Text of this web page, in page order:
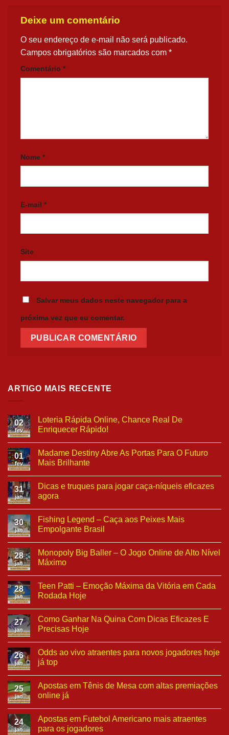
ARTIGO MAIS RECENTE
02
fev
Loteria Rápida Online, Chance Real De
Enriquecer Rápido!
01
fev
Madame Destiny Abre As Portas Para O Futuro
Mais Brilhante
31
jan
Dicas e truques para jogar caça-níqueis eficazes
agora
30
jan
Fishing Legend – Caça aos Peixes Mais
Empolgante Brasil
28
jan
Monopoly Big Baller – O Jogo Online de Alto Nível
Máximo
28
jan
Teen Patti – Emoção Máxima da Vitória em Cada
Rodada Hoje
27
jan
Como Ganhar Na Quina Com Dicas Eficazes E
Precisas Hoje
26
jan
Odds ao vivo atraentes para novos jogadores hoje
já top
25
jan
Apostas em Tênis de Mesa com altas premiações
online já
24
jan
Apostas em Futebol Americano mais atraentes
para os jogadores
Deixe um comentário
O seu endereço de e-mail não será publicado.
Campos obrigatórios são marcados com *
Comentário *
Nome *
E-mail *
Site
Salvar meus dados neste navegador para a
próxima vez que eu comentar.